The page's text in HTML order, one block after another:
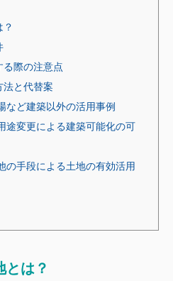
？
る際の注意点
法と代替案
など建築以外の活用事例
途変更による建築可能化の可
の手段による土地の有効活用
とは？